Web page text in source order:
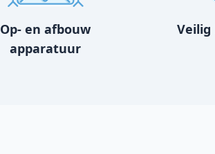
Op- en afbouw
apparatuur
Veilig